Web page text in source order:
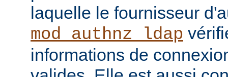
laquelle le fournisseur
mod_authnz_ldap
informations de